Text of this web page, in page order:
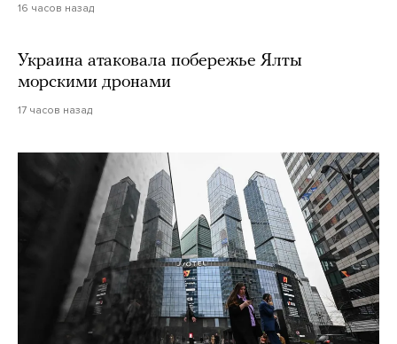
16 часов назад
Украина атаковала побережье Ялты
морскими дронами
17 часов назад